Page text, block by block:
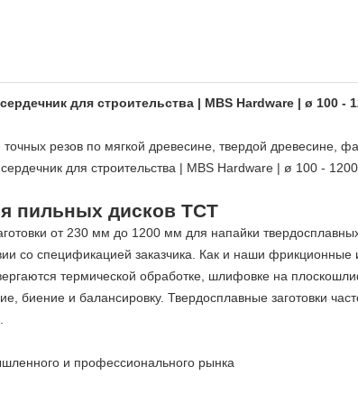
для строительства | MBS Hardware | ø 100 -
резов по мягкой древесине, твердой древесине,
пильных дисков TCT
от 230 мм до 1200 мм для напайки
со спецификацией заказчика. Как и наши
термической обработке, шлифовке на
биение и балансировку. Твердосплавные заготовки
и профессионального рынка